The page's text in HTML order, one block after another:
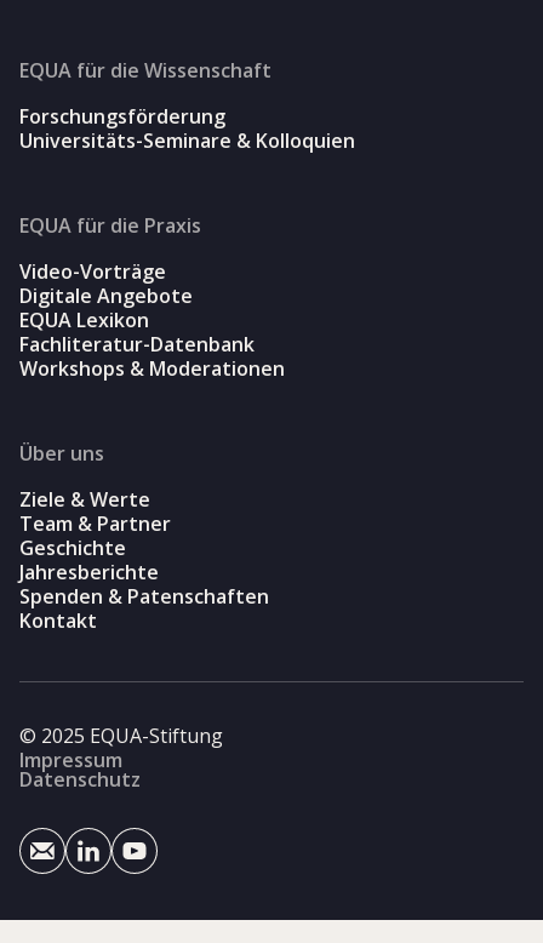
EQUA für die Wissenschaft
Forschungsförderung
Universitäts-Seminare & Kolloquien
EQUA für die Praxis
Video-Vorträge
Digitale Angebote
EQUA Lexikon
Fachliteratur-Datenbank
Workshops & Moderationen
Über uns
Ziele & Werte
Team & Partner
Geschichte
Jahresberichte
Spenden & Patenschaften
Kontakt
© 2025 EQUA-Stiftung
Impressum
Datenschutz